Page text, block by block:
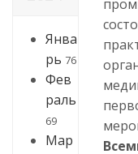
Янва
рь 76
Фев
раль
69
Мар